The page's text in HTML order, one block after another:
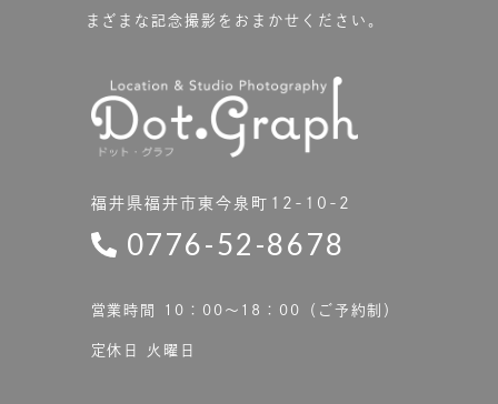
まざまな記念撮影をおまかせください。
福井県福井市東今泉町12-10-2
0776-52-8678
営業時間 10：00〜18：00（ご予約制）
定休日 火曜日